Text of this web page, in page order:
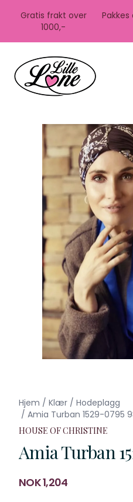
Gratis frakt over
1000,-
Hjem / Klær / Hodeplagg
/ Amia Turban 1529-0795
HOUSE OF CHRISTINE
Amia Turban
Produktdetaljer
NOK 1,204